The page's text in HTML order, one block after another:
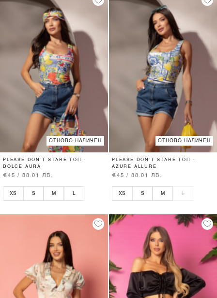
ОТНОВО НАЛИЧЕН
PLEASE DON’T STARE ТОП -
DOLCE AURA
€45 / 88.01 ЛВ.
XS S M
ОТНОВО НАЛИЧЕН
PLEASE DON’T STARE ТОП -
AZURE ALLURE
€45 / 88.01 ЛВ.
XS S M L